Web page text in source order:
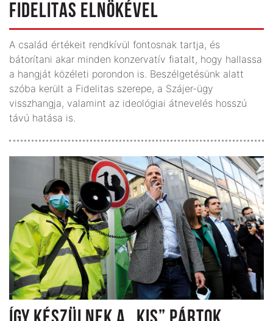
FIDELITAS ELNÖKÉVEL
A család értékeit rendkívül fontosnak tartja, és
bátorítani akar minden konzervatív fiatalt, hogy hallassa
a hangját közéleti porondon is. Beszélgetésünk alatt
szóba került a Fidelitas szerepe, a Szájer-ügy
visszhangja, valamint az ideológiai átnevelés hosszú
távú hatása is.